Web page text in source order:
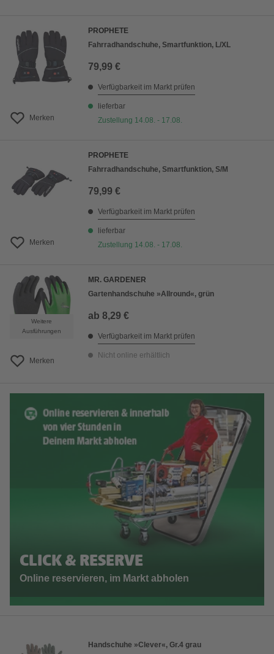
Merken
PROPHETE
Fahrradhandschuhe, Smartfunktion, L/XL
79,99 €
Verfügbarkeit im Markt prüfen
lieferbar
Zustellung 14.08. - 17.08.
Merken
PROPHETE
Fahrradhandschuhe, Smartfunktion, S/M
79,99 €
Verfügbarkeit im Markt prüfen
lieferbar
Zustellung 14.08. - 17.08.
Weitere
Ausführungen
Merken
MR. GARDENER
Gartenhandschuhe »Allround«, grün
ab 8,29 €
Verfügbarkeit im Markt prüfen
Nicht online erhältlich
CLICK & RESERVE
Online reservieren, im Markt abholen
Handschuhe »Clever«, Gr.4 grau